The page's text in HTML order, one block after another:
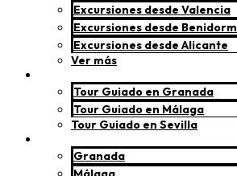
Excursiones desde Valencia
Excursiones desde Benidorm
Excursiones desde Alicante
Ver más
Tour Guiado en Granada
Tour Guiado en Málaga
Tour Guiado en Sevilla
Granada